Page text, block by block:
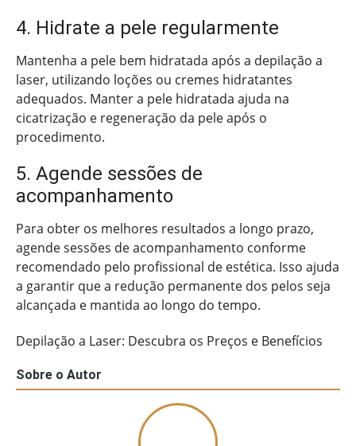
4. Hidrate a pele regularmente
Mantenha a pele bem hidratada após a depilação a
laser, utilizando loções ou cremes hidratantes
adequados. Manter a pele hidratada ajuda na
cicatrização e regeneração da pele após o
procedimento.
5. Agende sessões de
acompanhamento
Para obter os melhores resultados a longo prazo,
agende sessões de acompanhamento conforme
recomendado pelo profissional de estética. Isso ajuda
a garantir que a redução permanente dos pelos seja
alcançada e mantida ao longo do tempo.
Depilação a Laser: Descubra os Preços e Benefícios
Sobre o Autor